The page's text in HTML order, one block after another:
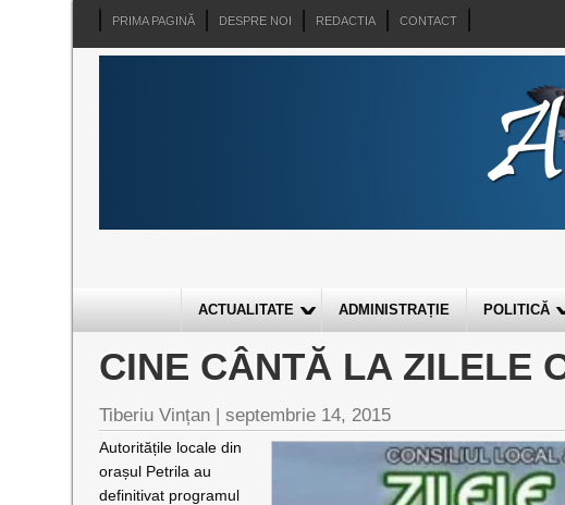
PRIMA PAGINĂ DESPRE NOI REDACTIA CONTACT
ACTUALITATE ADMINISTRAȚIE POLITICĂ
CINE CÂNTĂ LA ZILELE
Tiberiu Vințan |septembrie 14, 2015
Autoritățile locale din
orașul Petrila au
definitivat programul